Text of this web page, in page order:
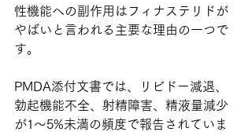
性機能への副作用はフィナステリドが
やばいと言われる主要な理由の一つで
す。
PMDA添付文書では、リビドー減退、
勃起機能不全、射精障害、精液量減少
が1〜5%未満の頻度で報告されていま